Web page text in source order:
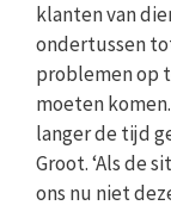
klanten van
ondertussen
problemen op
moeten
langer de tijd
Groot. ‘Als de
ons nu niet